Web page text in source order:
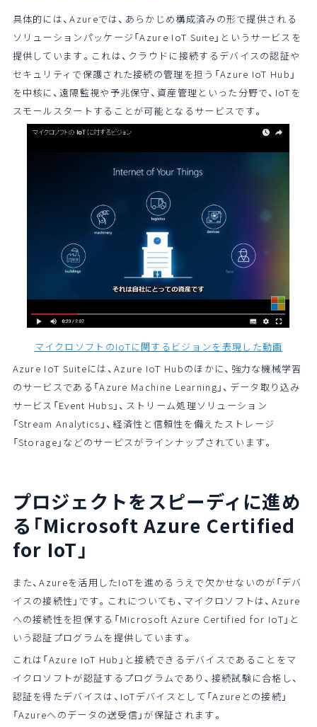
具体的には、Azureでは、あらかじめ構成済みの形で提供される
ソリューションパッケージ「Azure IoT Suite」というサービスを
提供しています。これは、クラウドに接続するデバイスの認証や
セキュリティで保護された接続の管理を担う「Azure IoT Hub」
を中核に、遠隔監視や予兆保守、資産管理といった分野で、IoTを
スモールスタートすることが可能となるサービスです。
マイクロソフトのIoTに関するビジョンを表現した動画
Azure IoT Suiteには、Azure IoT Hubのほかに、強力な機械学習
のサービスである「Azure Machine Learning」、データ取り込み
サービス「Event Hubs」、ストリーム処理ソリューション
「Stream Analytics」、経済性と信頼性を備えたストレージ
「Storage」などのサービスがラインナップされています。
プロジェクトをスピーディに進め
る 「Microsoft Azure Certified
for IoT」
また、Azureを活用したIoTを進めるうえで欠かせないのが「デバ
イスの接続性」です。これについても、マイクロソフトは、Azure
への接続性を担保する「Microsoft Azure Certified for IoT」と
いう認証プログラムを提供しています。
これは「Azure IoT Hub」と接続できるデバイスであることをマ
イクロソフトが認証するプログラムであり、接続試験に合格し、
認証を得たデバイスは、IoTデバイスとして「Azureとの接続」
「Azureへのデータの送受信」が保証されます。